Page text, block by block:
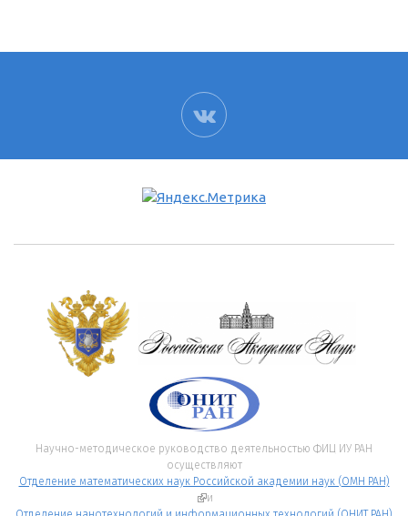
ВК
Научно-методическое руководство деятельностью ФИЦ ИУ РАН
осуществляют
Отделение математических наук Российской академии наук (ОМН РАН)
(внешняя ссылка)
и